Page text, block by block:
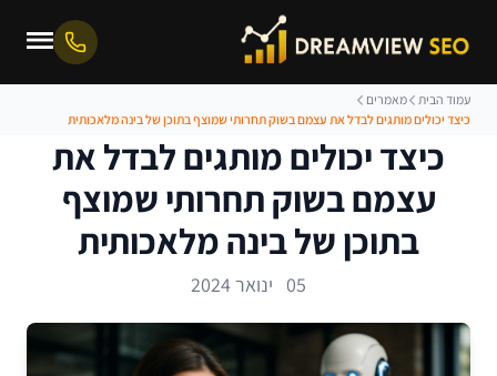
עמוד הבית
מאמרים
כיצד יכולים מותגים לבדל את עצמם בשוק תחרותי שמוצף בתוכן של בינה מלאכותית
כיצד יכולים מותגים לבדל את
עצמם בשוק תחרותי שמוצף
בתוכן של בינה מלאכותית
05 ינואר 2024